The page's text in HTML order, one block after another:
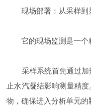
现场部署：从采样到
它的现场监测是一个
采样系统首先通过加
止水汽凝结影响测量精
物，确保进入分析单元的